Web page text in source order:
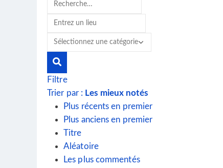
Filtre
Trier par : Les mieux notés
Plus récents en premier
Plus anciens en premier
Titre
Aléatoire
Les plus commentés